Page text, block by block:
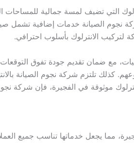
التي تضيف لمسة جمالية للمساحات
نجوم الصيانة خدمات إضافية تشمل
لتركيب الانترلوك بأسلوب احترافي.
مع ضمان تقديم جودة تفوق
كذلك تلتزم شركة نجوم الصيانة
موثوقة في الفجيرة، فإن شركة
مما يجعل خدماتها تناسب جميع